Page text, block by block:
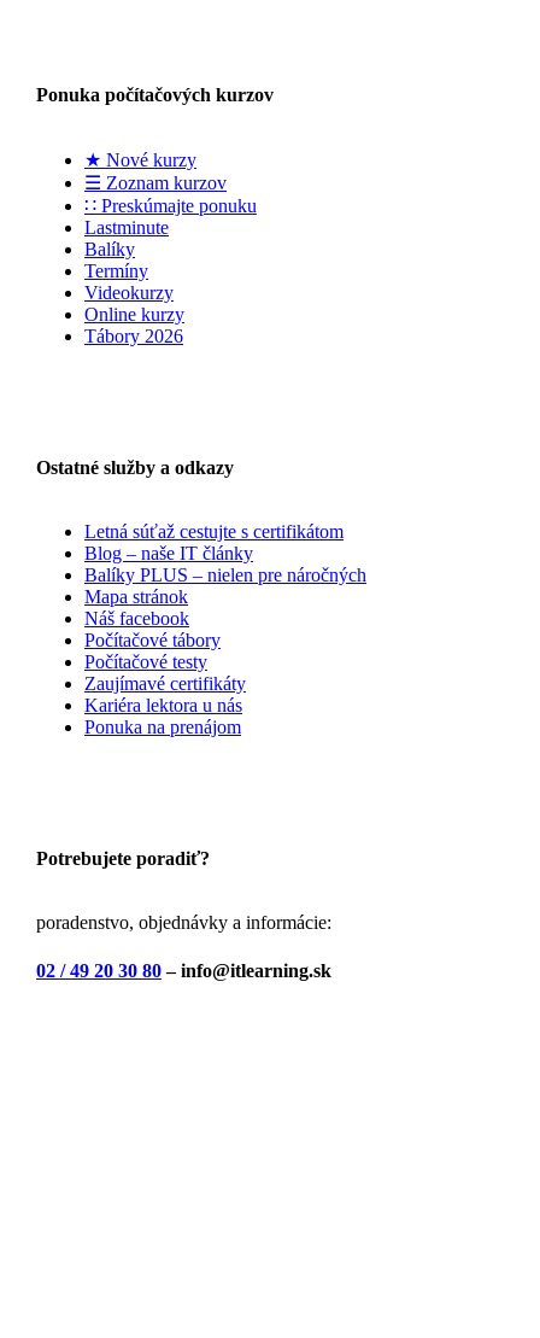
Ponuka počítačových kurzov
★ Nové kurzy
☰ Zoznam kurzov
∷ Preskúmajte ponuku
Lastminute
Balíky
Termíny
Videokurzy
Online kurzy
Tábory 2026
Ostatné služby a odkazy
Letná súťaž cestujte s certifikátom
Blog – naše IT články
Balíky PLUS – nielen pre náročných
Mapa stránok
Náš facebook
Počítačové tábory
Počítačové testy
Zaujímavé certifikáty
Kariéra lektora u nás
Ponuka na prenájom
Potrebujete poradiť?
poradenstvo, objednávky a informácie:
02 / 49 20 30 80– info@itlearning.sk